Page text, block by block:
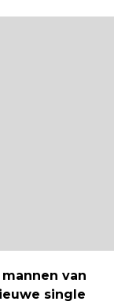
van
single